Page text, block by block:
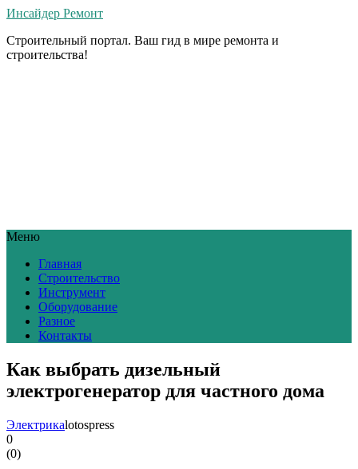
Инсайдер Ремонт
Строительный портал. Ваш гид в мире ремонта и
строительства!
Меню
Главная
Строительство
Инструмент
Оборудование
Разное
Контакты
Как выбрать дизельный
электрогенератор для частного дома
Электрикаlotospress
0
(0)